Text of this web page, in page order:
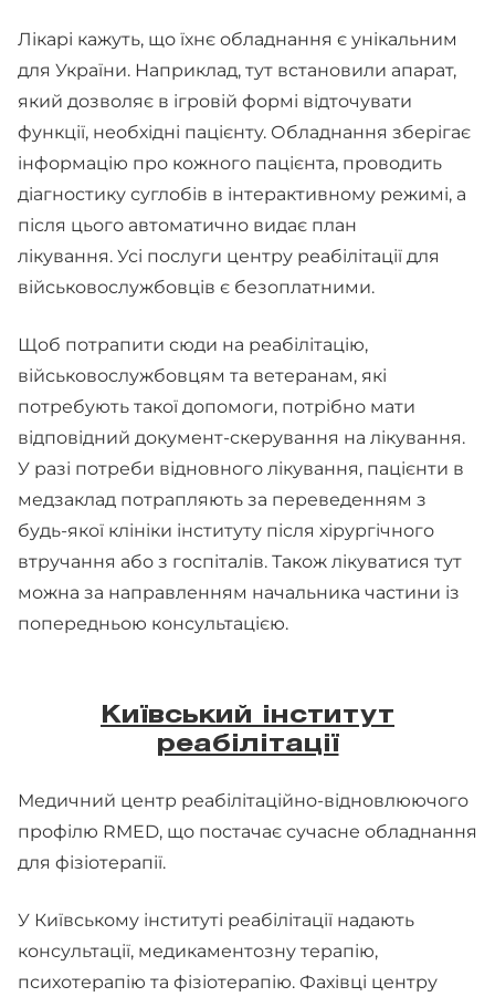
Лікарі кажуть, що їхнє обладнання є унікальним
для України. Наприклад, тут встановили апарат,
який дозволяє в ігровій формі відточувати
функції, необхідні пацієнту. Обладнання зберігає
інформацію про кожного пацієнта, проводить
діагностику суглобів в інтерактивному режимі, а
після цього автоматично видає план
лікування. Усі послуги центру реабілітації для
військовослужбовців є безоплатними.
Щоб потрапити сюди на реабілітацію,
військовослужбовцям та ветеранам, які
потребують такої допомоги, потрібно мати
відповідний документ-скерування на лікування.
У разі потреби відновного лікування, пацієнти в
медзаклад потрапляють за переведенням з
будь-якої клініки інституту після хірургічного
втручання або з госпіталів. Також лікуватися тут
можна за направленням начальника частини із
попередньою консультацією.
Київський інститут
реабілітації
Медичний центр реабілітаційно-відновлюючого
профілю RMED, що постачає сучасне обладнання
для фізіотерапії.
У Київському інституті реабілітації надають
консультації, медикаментозну терапію,
психотерапію та фізіотерапію. Фахівці центру